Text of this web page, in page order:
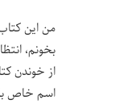
من این
بخونم،
از خوندن
اسم خاص